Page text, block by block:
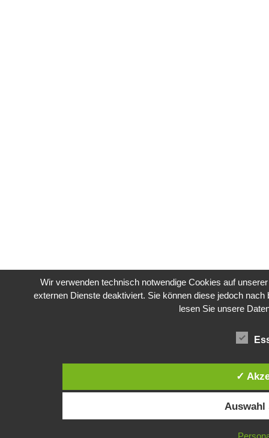
Wir verwenden technisch notwendige Cookies auf
externen Dienste deaktiviert. Sie können diese jedoch
lesen Sie unsere
✓
Auswahl